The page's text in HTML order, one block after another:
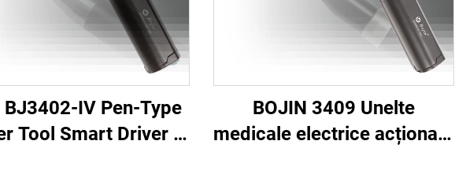
BJ3402-IV Pen-Type
Tool Smart Driver -
BOJIN 3409 Unelte
medicale electrice acționate